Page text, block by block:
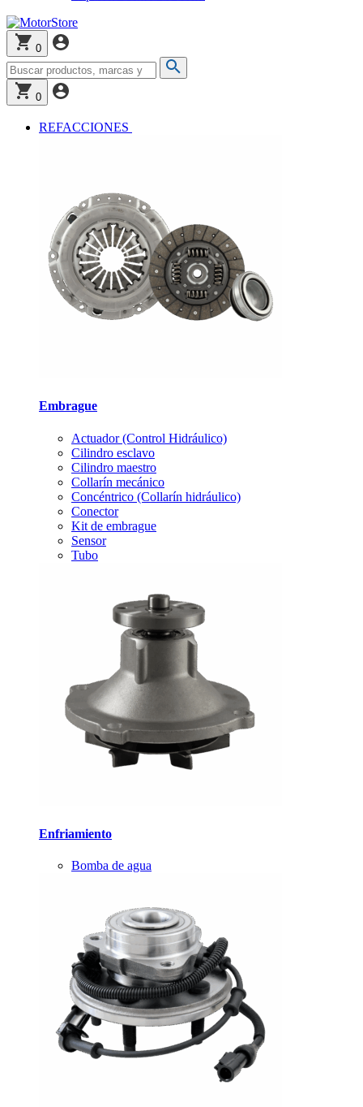
0
0
REFACCIONES
Embrague
Actuador (Control Hidráulico)
Cilindro esclavo
Cilindro maestro
Collarín mecánico
Concéntrico (Collarín hidráulico)
Conector
Kit de embrague
Sensor
Tubo
Enfriamiento
Bomba de agua